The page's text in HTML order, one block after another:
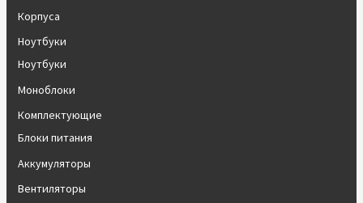
Корпуса
Ноутбуки
Ноутбуки
Моноблоки
Комплектующие
Блоки питания
Аккумуляторы
Вентиляторы